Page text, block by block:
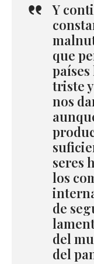
Y
que
países
triste
nos
seres
los
de
del
del